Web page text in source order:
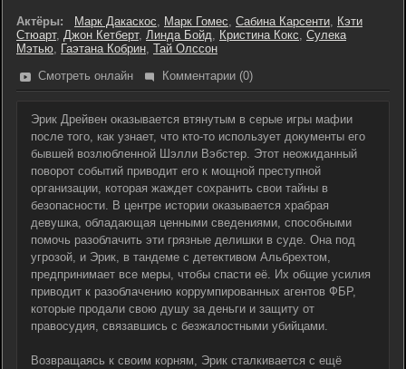
Актёры: Марк Дакаскос, Марк Гомес, Сабина Карсенти, Кэти
Стюарт, Джон Кетберт, Линда Бойд, Кристина Кокс, Сулека
Мэтью, Гаэтана Кобрин, Тай Олссон
Смотреть онлайн
Комментарии (0)
Эрик Дрейвен оказывается втянутым в серые игры мафии
после того, как узнает, что кто-то использует документы его
бывшей возлюбленной Шэлли Вэбстер. Этот неожиданный
поворот событий приводит его к мощной преступной
организации, которая жаждет сохранить свои тайны в
безопасности. В центре истории оказывается храбрая
девушка, обладающая ценными сведениями, способными
помочь разоблачить эти грязные делишки в суде. Она под
угрозой, и Эрик, в тандеме с детективом Альбрехтом,
предпринимает все меры, чтобы спасти её. Их общие усилия
приводит к разоблачению коррумпированных агентов ФБР,
которые продали свою душу за деньги и защиту от
правосудия, связавшись с безжалостными убийцами.
Возвращаясь к своим корням, Эрик сталкивается с ещё